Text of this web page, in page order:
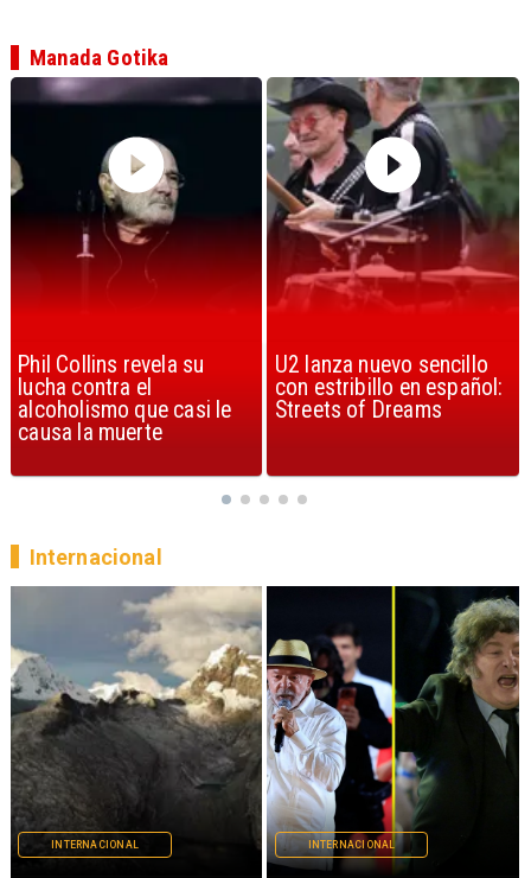
U2 lanza nuevo sencillo
con estribillo en español:
Streets of Dreams
“Africa” de Toto es
considerada la mejor
canción, según la ciencia
Manada Gotika
INTERNACIONAL INTERNACIONAL
Internacional